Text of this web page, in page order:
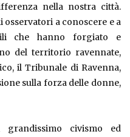
nella nostra città.
a conoscere e a
che hanno forgiato e
del territorio ravennate,
il Tribunale di Ravenna,
sulla forza delle donne,
civismo ed